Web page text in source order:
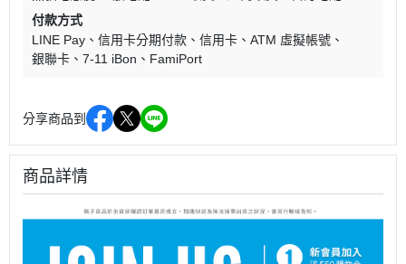
付款方式
LINE Pay
信用卡分期付款 信用卡
ATM 虛擬帳號
銀聯卡
7-11 iBon FamiPort
分享商品到
商品詳情